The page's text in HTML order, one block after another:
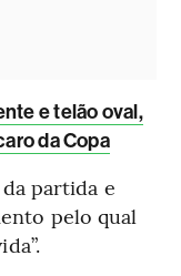
e telão oval,
da Copa
partida e
pelo qual